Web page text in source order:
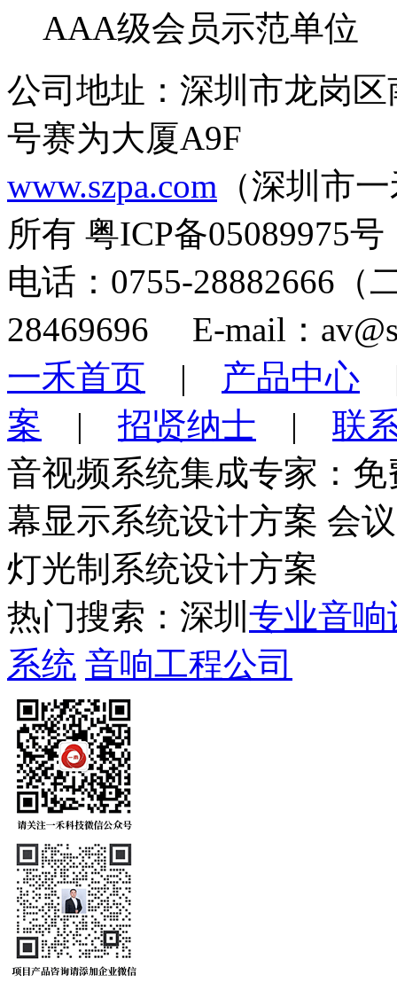
AAA级会员示范单位
公司地址：深圳市龙岗
号赛为大厦A9F
www.szpa.com （深圳市
所有 粤ICP备05089975号
电话：0755-28882666
28469696 E-mail：
一禾首页 | 产品中心
案 | 招贤纳士 | 联
音视频系统集成专家：
幕显示系统设计方案 会
灯光制系统设计方案
热门搜索：深圳 专业音响
系统 音响工程公司